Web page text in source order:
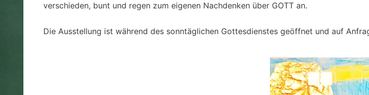
verschieden, bunt und regen zum eigenen Nachdenken über GOTT an.
Die Ausstellung ist während des sonntäglichen Gottesdienstes geöffnet und auf